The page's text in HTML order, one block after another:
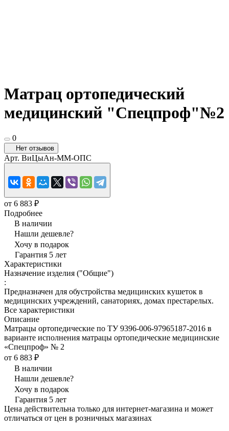
Матрац ортопедический
медицинский "Спецпроф"№2
0
Нет отзывов
Арт. ВиЦыАн-ММ-ОПС
от 6 883 ₽
Подробнее
В наличии
Нашли дешевле?
Хочу в подарок
Гарантия 5 лет
Характеристики
Назначение изделия ("Общие")
:
Предназначен для обустройства медицинских кушеток в
медицинских учреждений, санаториях, домах престарелых.
Все характеристики
Описание
Матрацы ортопедические по ТУ 9396-006-97965187-2016 в
варианте исполнения матрацы ортопедические медицинские
«Спецпроф» № 2
от 6 883 ₽
В наличии
Нашли дешевле?
Хочу в подарок
Гарантия 5 лет
Цена действительна только для интернет-магазина и может
отличаться от цен в розничных магазинах